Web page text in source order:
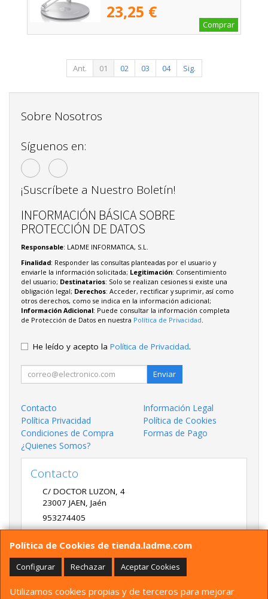
23,25 €
Comprar
Ant. 01 02 03 04 Sig.
Política de Cookies de tienda.ladme.com
Configurar Rechazar Aceptar Cookies
Utilizamos cookies propias y de terceros para mejorar
Sobre Nosotros
Síguenos en:
¡Suscríbete a Nuestro Boletín!
INFORMACIÓN BÁSICA SOBRE
PROTECCIÓN DE DATOS
Responsable: LADME INFORMATICA, S.L.
Finalidad: Responder las consultas planteadas por el usuario y
enviarle la información solicitada; Legitimación: Consentimiento
del usuario; Destinatarios: Solo se realizan cesiones si existe una
obligación legal; Derechos: Acceder, rectificar y suprimir, así como
otros derechos, como se indica en la información adicional;
Información Adicional: Puede consultar la información completa
de Protección de Datos en nuestra Política de Privacidad.
He leído y acepto la Política de Privacidad.
Enviar
Contacto
Información Legal
Política Privacidad
Política de Cookies
Condiciones de Compra
Formas de Pago
¿Quienes Somos?
Contacto
C/ DOCTOR LUZON, 4
23007 JAEN, Jaén
953274405
LADME@LADME.COM
Horario
9:30 A 14:00 Y 17:00 A 20:00 DE LUNES A VIERNES